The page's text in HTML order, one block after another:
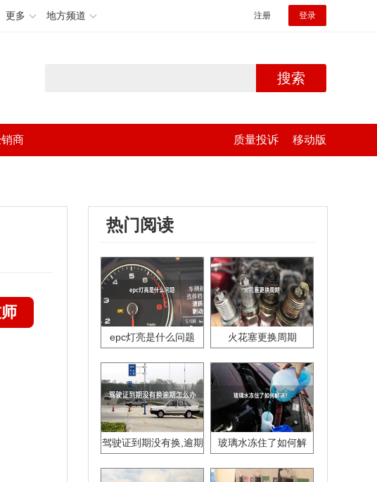
更多 地方频道 注册 登录
搜索
商 质量投诉 移动版
热门阅读
epc灯亮是什么问题 火花塞更换周期
驾驶证到期没有换,逾期
玻璃水冻住了如何解